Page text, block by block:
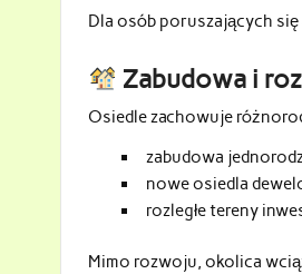
Dla osób poruszających
Zabudowa i
Osiedle zachowuje
zabudowa
nowe osiedla
rozległe tereny
Mimo rozwoju, okolica